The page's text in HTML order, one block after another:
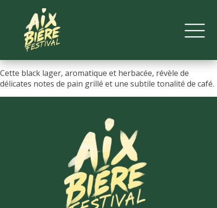
Cette black lager, aromatique et herbacée, révèle de
délicates notes de pain grillé et une subtile tonalité de café.